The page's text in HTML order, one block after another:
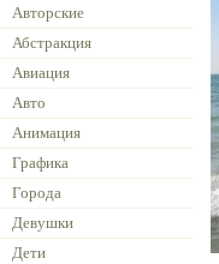
Авторские
Абстракция
Авиация
Авто
Анимация
Графика
Города
Девушки
Дети